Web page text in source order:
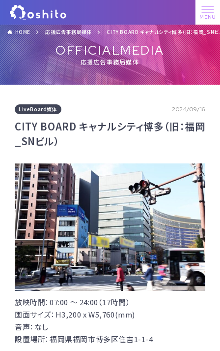
HOME 応援広告事務局媒体 CITY BOARD キャナルシティ博多（旧：福岡_SNビ
OFFICIALMEDIA
応援広告事務局媒体
LiveBoard媒体 2024/09/16
CITY BOARD キャナルシティ博多（旧：福岡
_SNビル）
放映時間：07:00 〜 24:00（17時間）
画面サイズ：H3,200 x W5,760(mm)
音声：なし
設置場所：福岡県福岡市博多区住吉1-1-4